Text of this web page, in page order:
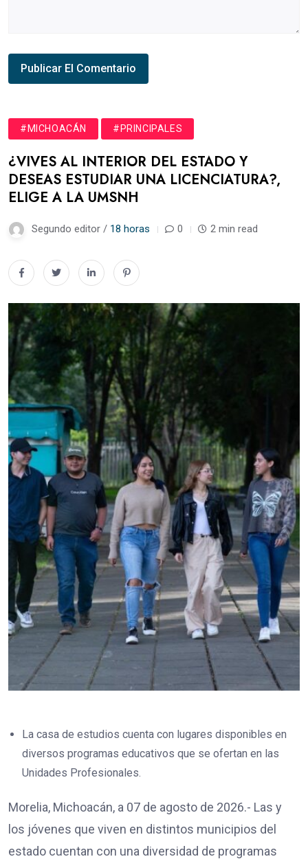
#MICHOACÁN #PRINCIPALES
¿VIVES AL INTERIOR DEL ESTADO Y
DESEAS ESTUDIAR UNA LICENCIATURA?,
ELIGE A LA UMSNH
Segundo editor / 18 horas 0 2 min read
La casa de estudios cuenta con lugares disponibles en
diversos programas educativos que se ofertan en las
Unidades Profesionales.
Morelia, Michoacán, a 07 de agosto de 2026.- Las y
los jóvenes que viven en distintos municipios del
estado cuentan con una diversidad de programas